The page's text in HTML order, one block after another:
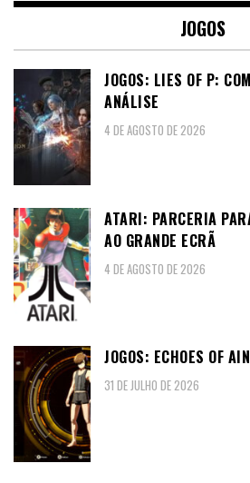
JOGOS
JOGOS: LIES OF P:
ANÁLISE
4 DE AGOSTO DE 2026
ATARI: PARCERIA
AO GRANDE ECRÃ
4 DE AGOSTO DE 2026
JOGOS: ECHOES OF
31 DE JULHO DE 2026